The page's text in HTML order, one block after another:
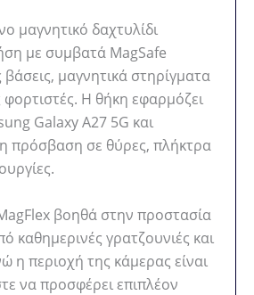
μαγνητικό δαχτυλίδι
με συμβατά MagSafe
μαγνητικά στηρίγματα
Η θήκη εφαρμόζει
Galaxy A27 5G και
πρόσβαση σε θύρες, πλήκτρα
βοηθά στην προστασία
καθημερινές γρατζουνιές και
η περιοχή της κάμερας είναι
να προσφέρει επιπλέον